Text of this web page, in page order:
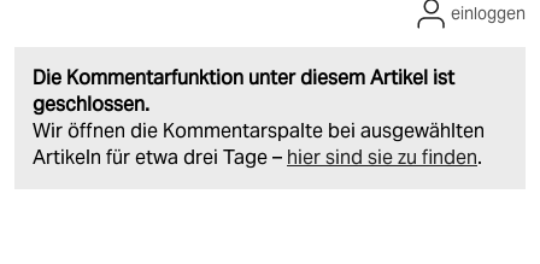
Die Kommentarfunktion unter diesem Artikel ist
geschlossen.
Wir öffnen die Kommentarspalte bei ausgewählten
Artikeln für etwa drei Tage – hier sind sie zu finden.
einloggen